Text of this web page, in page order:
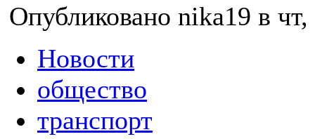
Опубликовано nika19 в
Новости
общество
транспорт